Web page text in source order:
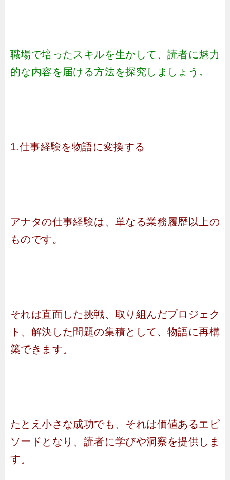
職場で培ったスキルを生かして、読者に魅力
的な内容を届ける方法を探究しましょう。
1.仕事経験を物語に変換する
アナタの仕事経験は、単なる業務履歴以上の
ものです。
それは直面した挑戦、取り組んだプロジェク
ト、解決した問題の集積として、物語に再構
築できます。
たとえ小さな成功でも、それは価値あるエピ
ソードとなり、読者に学びや洞察を提供しま
す。